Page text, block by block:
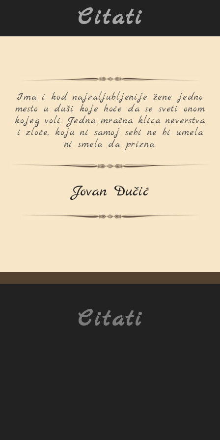
Citati
Ima i kod najzaljubljenije žene jedno
mesto u duši koje hoće da se sveti onom
kojeg voli. Jedna mračna klica neverstva
i zloće, koju ni samoj sebi ne bi umela
ni smela da prizna.
Jovan Dučić
Citati